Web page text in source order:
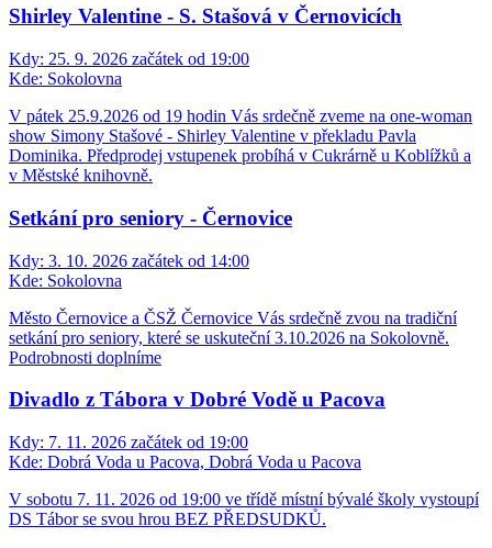
Shirley Valentine - S. Stašová v Černovicích
Kdy: 25. 9. 2026 začátek od 19:00
Kde: Sokolovna
V pátek 25.9.2026 od 19 hodin Vás srdečně zveme na one-woman
show Simony Stašové - Shirley Valentine v překladu Pavla
Dominika. Předprodej vstupenek probíhá v Cukrárně u Koblížků a
v Městské knihovně.
Setkání pro seniory - Černovice
Kdy: 3. 10. 2026 začátek od 14:00
Kde: Sokolovna
Město Černovice a ČSŽ Černovice Vás srdečně zvou na tradiční
setkání pro seniory, které se uskuteční 3.10.2026 na Sokolovně.
Podrobnosti doplníme
Divadlo z Tábora v Dobré Vodě u Pacova
Kdy: 7. 11. 2026 začátek od 19:00
Kde: Dobrá Voda u Pacova, Dobrá Voda u Pacova
V sobotu 7. 11. 2026 od 19:00 ve třídě místní bývalé školy vystoupí
DS Tábor se svou hrou BEZ PŘEDSUDKŮ.